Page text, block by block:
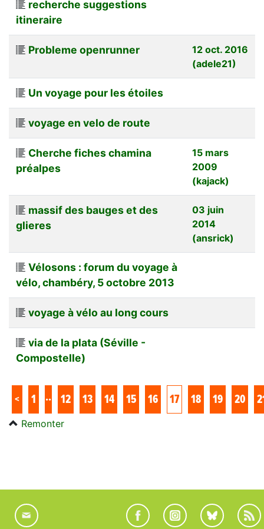
recherche suggestions
itineraire
Probleme openrunner
12 oct. 2016
(adele21)
Un voyage pour les étoiles
voyage en velo de route
Cherche fiches chamina
préalpes
15 mars
2009
(kajack)
massif des bauges et des
glieres
03 juin
2014
(ansrick)
Vélosons : forum du voyage à
vélo, chambéry, 5 octobre 2013
voyage à vélo au long cours
via de la plata (Séville -
Compostelle)
< 1 .. 12 13 14 15 16 17 18 19 20
Remonter